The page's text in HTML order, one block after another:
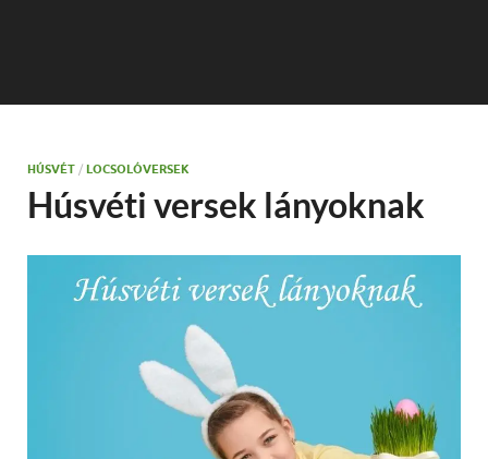
HÚSVÉT / LOCSOLÓVERSEK
Húsvéti versek lányoknak